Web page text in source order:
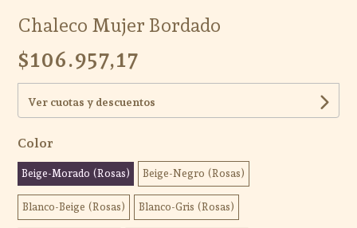
Chaleco Mujer Bordado
$106.957,17
Ver cuotas y descuentos
Color
Beige-Morado (Rosas) Beige-Negro (Rosas)
Blanco-Beige (Rosas) Blanco-Gris (Rosas)